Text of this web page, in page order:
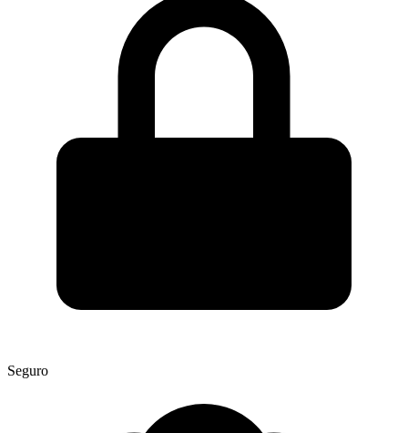
Seguro